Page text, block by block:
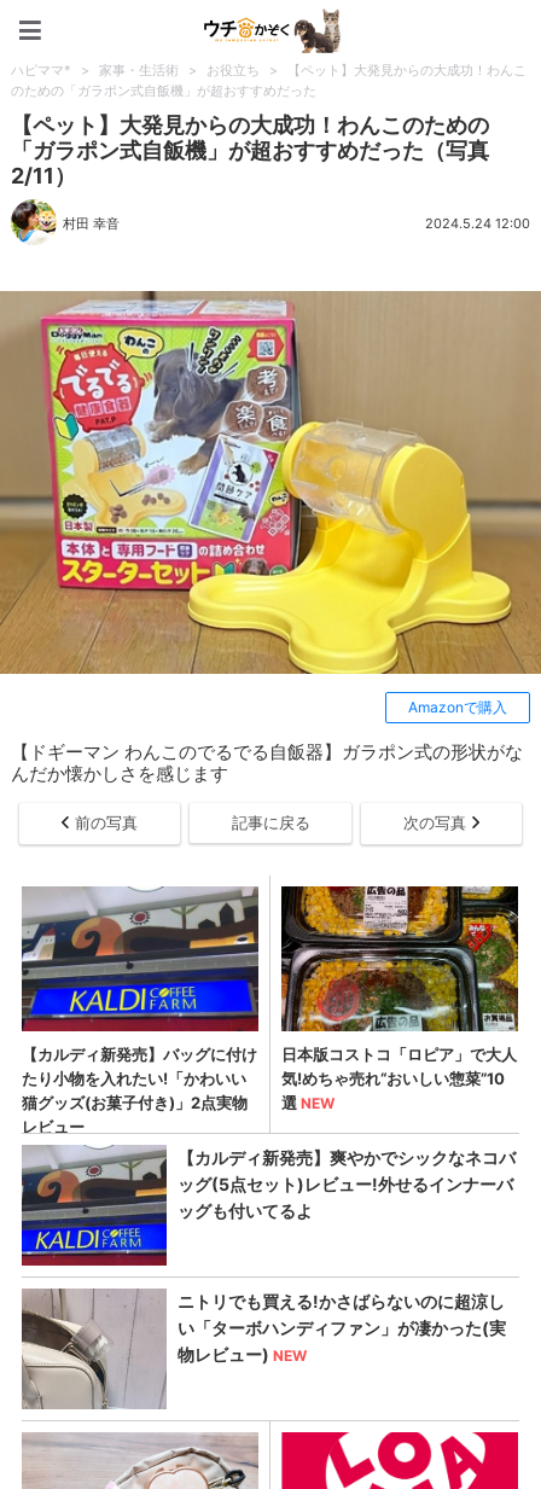
ハピママ* > 家事・生活術 > お役立ち >
【ペット】大発見からの大成功！わんこ
のための「ガラポン式自飯機」が超おすすめだった
【ペット】大発見からの大成功！わんこのための
「ガラポン式自飯機」が超おすすめだった（写真
2/11）
村田 幸音 2024.5.24 12:00
Amazonで購入
【ドギーマン わんこのでるでる自飯器】ガラポン式の形状がな
んだか懐かしさを感じます
前の写真 記事に戻る 次の写真